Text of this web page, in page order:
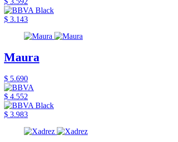
$ 3.143
Maura
$ 5.690
$ 4.552
$ 3.983